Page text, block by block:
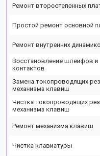
Ремонт второстепенных
Простой ремонт основной
Ремонт внутренних
Восстановление шлейфов и
контактов
Замена токопроводящих
механизма клавиш
Чистка токопроводящих
механизма клавиш
Ремонт механизма клавиш
Чистка клавиатуры